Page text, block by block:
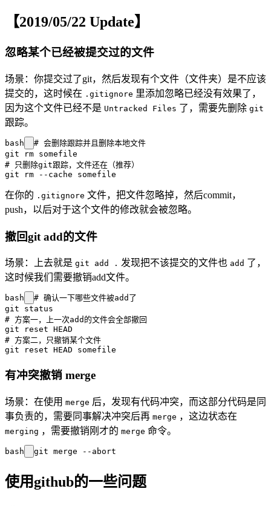
【2019/05/22 Update】
忽略某个已经被提交过的文件
场景：你提交过了git，然后发现有个文件（文件夹）是不应该
提交的，这时候在 .gitignore 里添加忽略已经没有效果了，
因为这个文件已经不是 Untracked Files 了，需要先删除 git
跟踪。
bash
# 会删除跟踪并且删除本地文件
git rm somefile
# 只删除git跟踪，文件还在（推荐）
在你的 .gitignore 文件，把文件忽略掉，然后commit，
push，以后对于这个文件的修改就会被忽略。
撤回git add的文件
场景：上去就是 git add . 发现把不该提交的文件也 add
了，
这时候我们需要撤销add文件。
bash
# 确认一下哪些文件被add了
git status
# 方案一，上一次add的文件会全部撤回
git reset HEAD
# 方案二，只撤销某个文件
有冲突撤销 merge
场景：在使用 merge 后，发现有代码冲突，而这部分代码是同
事负责的，需要同事解决冲突后再 merge ，这边状态在
merging ，需要撤销刚才的 merge 命令。
bash
使用github的一些问题